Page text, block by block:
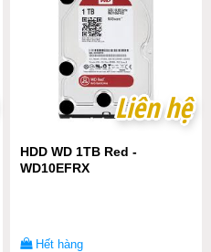
Liên hệ
Liên hệ
HDD WD 1TB Red -
WD10EFRX
Hết hàng